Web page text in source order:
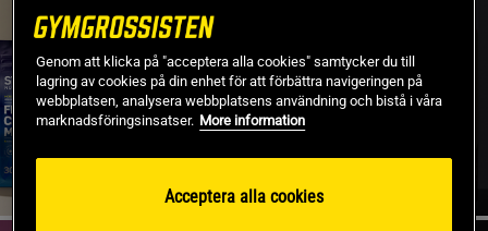
Genom att klicka på "acceptera alla cookies" samtycker du till
lagring av cookies på din enhet för att förbättra navigeringen på
webbplatsen, analysera webbplatsens användning och bistå i våra
marknadsföringsinsatser. More information
Acceptera alla cookies